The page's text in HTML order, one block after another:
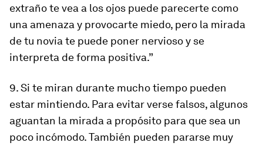
extraño te vea a los ojos puede parecerte como
una amenaza y provocarte miedo, pero la mirada
de tu novia te puede poner nervioso y se
interpreta de forma positiva.”
9. Si te miran durante mucho tiempo pueden
estar mintiendo. Para evitar verse falsos, algunos
aguantan la mirada a propósito para que sea un
poco incómodo. También pueden pararse muy